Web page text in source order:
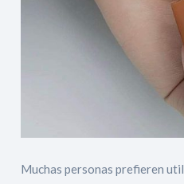
Muchas personas prefieren